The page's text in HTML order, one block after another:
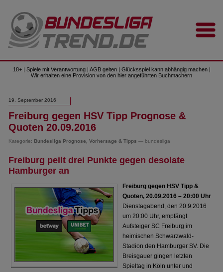
18+ | Spiele mit Verantwortung | AGB gelten | Glücksspiel kann abhängig machen |
Wir erhalten eine Provision von den hier angeführten Buchmachern
19. September 2016
Freiburg gegen HSV Tipp Prognose &
Quoten 20.09.2016
Kategorie: Bundesliga Prognose, Vorhersage & Tipps — bundesliga
Freiburg peilt drei Punkte gegen desolate
Hamburger an
Freiburg gegen HSV Tipp &
Quoten, 20.09.2016 – 20:00 Uhr
Dienstagabend, den 20.9.2016
um 20:00 Uhr, empfängt
Aufsteiger SC Freiburg im
heimischen Schwarzwald-
Stadion den Hamburger SV. Die
Breisgauer gingen letzten
Spieltag in Köln unter und